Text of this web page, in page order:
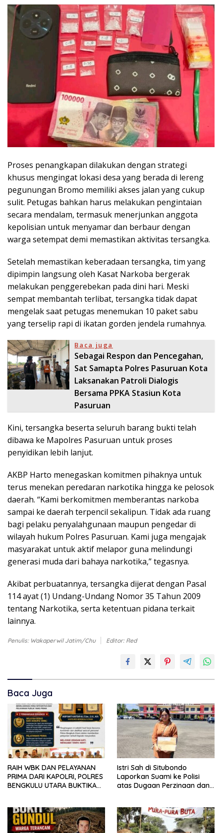
Proses penangkapan dilakukan dengan strategi
khusus mengingat lokasi desa yang berada di lereng
pegunungan Bromo memiliki akses jalan yang cukup
sulit. Petugas bahkan harus melakukan pengintaian
secara mendalam, termasuk menerjunkan anggota
kepolisian untuk menyamar dan berbaur dengan
warga setempat demi memastikan aktivitas tersangka.
Setelah memastikan keberadaan tersangka, tim yang
dipimpin langsung oleh Kasat Narkoba bergerak
melakukan penggerebekan pada dini hari. Meski
sempat membantah terlibat, tersangka tidak dapat
mengelak saat petugas menemukan 10 paket sabu
yang terselip rapi di ikatan gorden jendela rumahnya.
Baca juga
Sebagai Respon dan Pencegahan,
Sat Samapta Polres Pasuruan Kota
Laksanakan Patroli Dialogis
Bersama PPKA Stasiun Kota
Pasuruan
Kini, tersangka beserta seluruh barang bukti telah
dibawa ke Mapolres Pasuruan untuk proses
penyidikan lebih lanjut.
AKBP Harto menegaskan komitmen pihaknya untuk
terus menekan peredaran narkotika hingga ke pelosok
daerah. “Kami berkomitmen memberantas narkoba
sampai ke daerah terpencil sekalipun. Tidak ada ruang
bagi pelaku penyalahgunaan maupun pengedar di
wilayah hukum Polres Pasuruan. Kami juga mengajak
masyarakat untuk aktif melapor guna melindungi
generasi muda dari bahaya narkotika,” tegasnya.
Akibat perbuatannya, tersangka dijerat dengan Pasal
114 ayat (1) Undang-Undang Nomor 35 Tahun 2009
tentang Narkotika, serta ketentuan pidana terkait
lainnya.
Penulis: Wakaperwil Jatim/Chu Editor: Red
Baca Juga
RAIH WBK DAN PELAYANAN
PRIMA DARI KAPOLRI, POLRES
BENGKULU UTARA BUKTIKAN
Istri Sah di Situbondo
Laporkan Suami ke Polisi
atas Dugaan Perzinaan dan